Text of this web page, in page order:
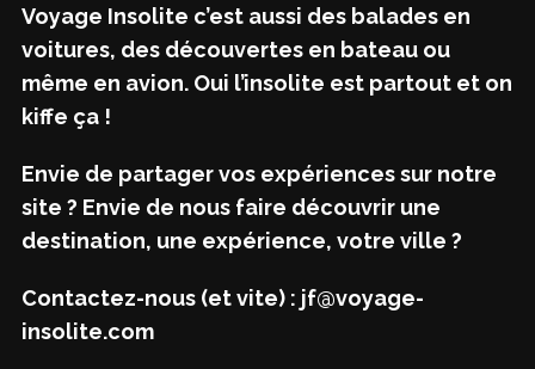
Voyage Insolite c’est aussi des balades en
voitures, des découvertes en bateau ou
même en avion. Oui l’insolite est partout et on
kiffe ça !
Envie de partager vos expériences sur notre
site ? Envie de nous faire découvrir une
destination, une expérience, votre ville ?
Contactez-nous (et vite) : jf@voyage-
insolite.com